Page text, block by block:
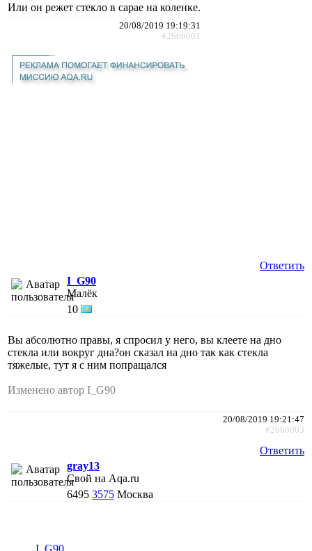
Или он режет стекло в сарае на коленке.
20/08/2019 19:19:31
#2666001
Ответить
I_G90
Малёк
10
Вы абсолютно правы, я спросил у него, вы клеете на дно
стекла или вокруг дна?он сказал на дно так как стекла
тяжелые, тут я с ним попращался
Изменено автор I_G90
20/08/2019 19:21:47
#2666003
Ответить
gray13
Свой на Aqa.ru
6495 3575 Москва
I_G90